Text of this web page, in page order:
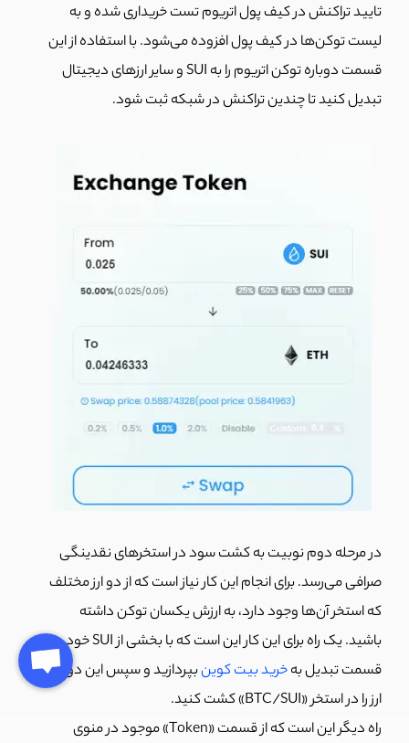
تایید تراکنش در کیف پول اتریوم تست خریداری شده و به
لیست توکن‌ها در کیف پول افزوده می‌شود. با استفاده از این
قسمت دوباره توکن اتریوم را به SUI و سایر ارزهای دیجیتال
تبدیل کنید تا چندین تراکنش در شبکه ثبت شود.
در مرحله دوم نوبیت به کشت سود در استخرهای نقدینگی
صرافی می‌رسد. برای انجام این کار نیاز است که از دو ارز مختلف
که استخر آن‌ها وجود دارد، به ارزش یکسان توکن داشته
باشید. یک راه برای این کار این است که با بخشی از SUI خود در
قسمت تبدیل بهخرید بیت کوینبپردازید و سپس این دو رمز
ارز را در استخر «BTC/SUI» کشت کنید.
راه دیگر این است که از قسمت «Token» موجود در منوی